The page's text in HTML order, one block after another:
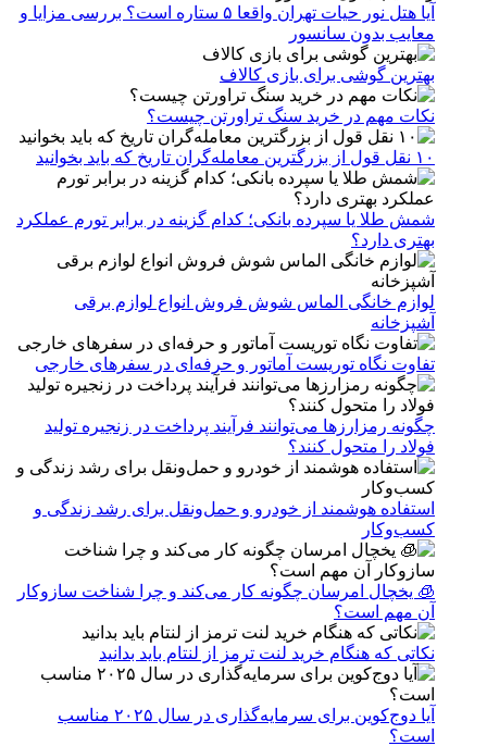
آیا هتل نور حیات تهران واقعا ۵ ستاره است؟ بررسی مزایا و
معایب بدون سانسور
بهترین گوشی برای بازی کالاف
نکات مهم در خرید سنگ تراورتن چیست؟
۱۰ نقل قول از بزرگترین معامله‌گران تاریخ که باید بخوانید
شمش طلا یا سپرده بانکی؛ کدام گزینه در برابر تورم عملکرد
بهتری دارد؟
لوازم خانگی الماس شوش فروش انواع لوازم برقی
آشپزخانه
تفاوت نگاه توریست آماتور و حرفه‌ای در سفرهای خارجی
چگونه رمزارزها می‌توانند فرآیند پرداخت در زنجیره تولید
فولاد را متحول کنند؟
استفاده هوشمند از خودرو و حمل‌ونقل برای رشد زندگی و
کسب‌وکار
🧊 یخچال امرسان چگونه کار می‌کند و چرا شناخت سازوکار
آن مهم است؟
نکاتی که هنگام خرید لنت ترمز از لنتام باید بدانید
آیا دوج‌کوین برای سرمایه‌گذاری در سال ۲۰۲۵ مناسب
است؟